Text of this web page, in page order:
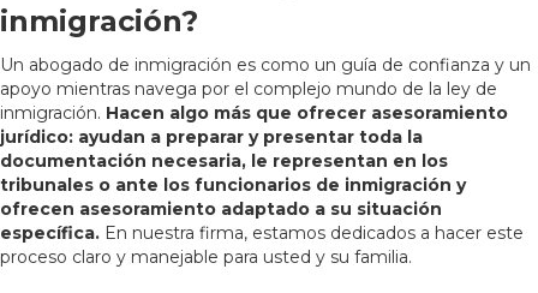
inmigración?
Un abogado de inmigración es como un guía de confianza y un
apoyo mientras navega por el complejo mundo de la ley de
inmigración. Hacen algo más que ofrecer asesoramiento
jurídico: ayudan a preparar y presentar toda la
documentación necesaria, le representan en los
tribunales o ante los funcionarios de inmigración y
ofrecen asesoramiento adaptado a su situación
específica. En nuestra firma, estamos dedicados a hacer este
proceso claro y manejable para usted y su familia.